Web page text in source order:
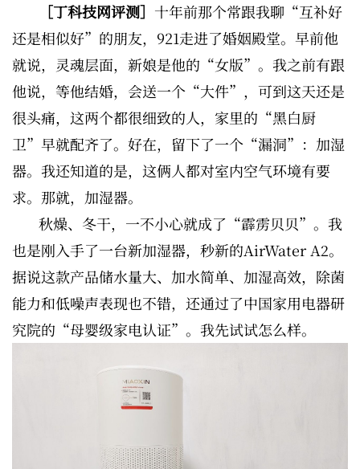
［丁科技网评测］ 十年前那个常跟我聊“互补好
还是相似好”的朋友，921走进了婚姻殿堂。早前他
就说，灵魂层面，新娘是他的“女版”。我之前有跟
他说，等他结婚，会送一个“大件”，可到这天还是
很头痛，这两个都很细致的人，家里的“黑白厨
卫”早就配齐了。好在，留下了一个“漏洞”：加湿
器。我还知道的是，这俩人都对室内空气环境有要
求。那就，加湿器。
秋燥、冬干，一不小心就成了“霹雳贝贝”。我
也是刚入手了一台新加湿器，秒新的AirWater A2。
据说这款产品储水量大、加水简单、加湿高效，除菌
能力和低噪声表现也不错，还通过了中国家用电器研
究院的“母婴级家电认证”。我先试试怎么样。